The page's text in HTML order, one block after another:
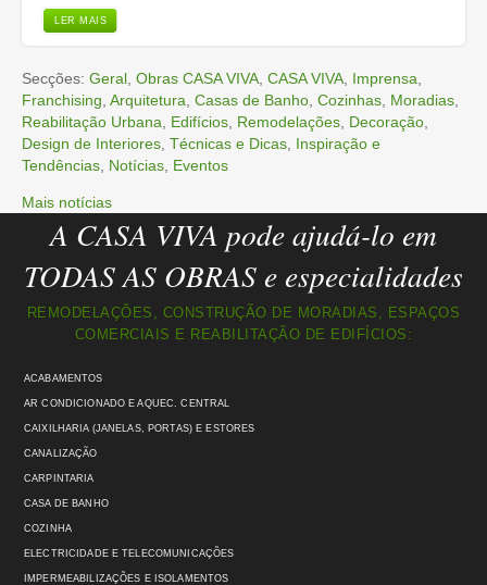
LER MAIS
Secções: Geral Obras CASA VIVA CASA VIVA Imprensa
Franchising Arquitetura Casas de Banho Cozinhas Moradias
Reabilitação Urbana
Edifícios Remodelações Decoração
Design de Interiores Técnicas e Dicas Inspiração e
Tendências Notícias Eventos
Mais notícias
A CASA VIVA pode ajudá-lo em
TODAS AS OBRAS e especialidades
REMODELAÇÕES, CONSTRUÇÃO DE MORADIAS, ESPAÇOS
COMERCIAIS E REABILITAÇÃO DE EDIFÍCIOS:
ACABAMENTOS
AR CONDICIONADO E AQUEC. CENTRAL
CAIXILHARIA (JANELAS, PORTAS) E ESTORES
CANALIZAÇÃO
CARPINTARIA
CASA DE BANHO
COZINHA
ELECTRICIDADE E TELECOMUNICAÇÕES
IMPERMEABILIZAÇÕES E ISOLAMENTOS